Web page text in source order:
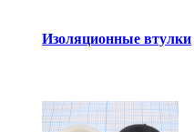
Изоляционные втулки